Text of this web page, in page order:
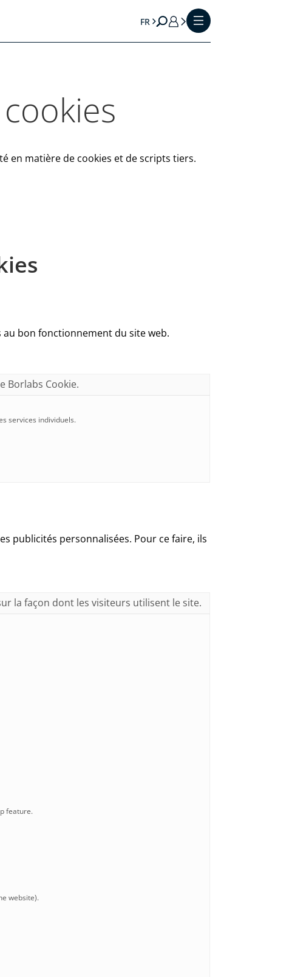
FR
en matière de cookies et de scripts tiers.
bon fonctionnement du site web.
Borlabs Cookie.
services individuels.
publicités personnalisées. Pour ce faire, ils
la façon dont les visiteurs utilisent le site.
feature.
website).